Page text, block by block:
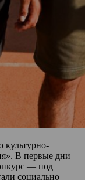
культурно-
В первые дни
— под
социально